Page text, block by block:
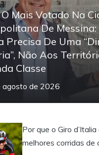
Mais Votado Na
De Messina:
Precisa De Uma
Não Aos
Classe
agosto de 2026
Por que o Giro
melhores corridas de